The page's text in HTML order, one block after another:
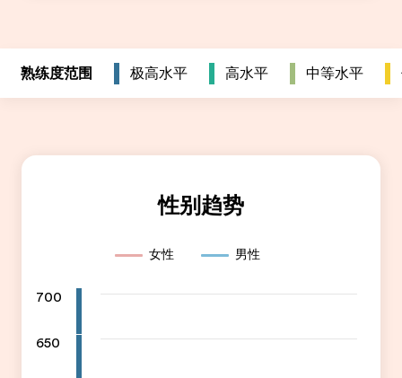
熟练度范围 极高水平 高水平 中等水平
性别趋势
女性 男性
700
650